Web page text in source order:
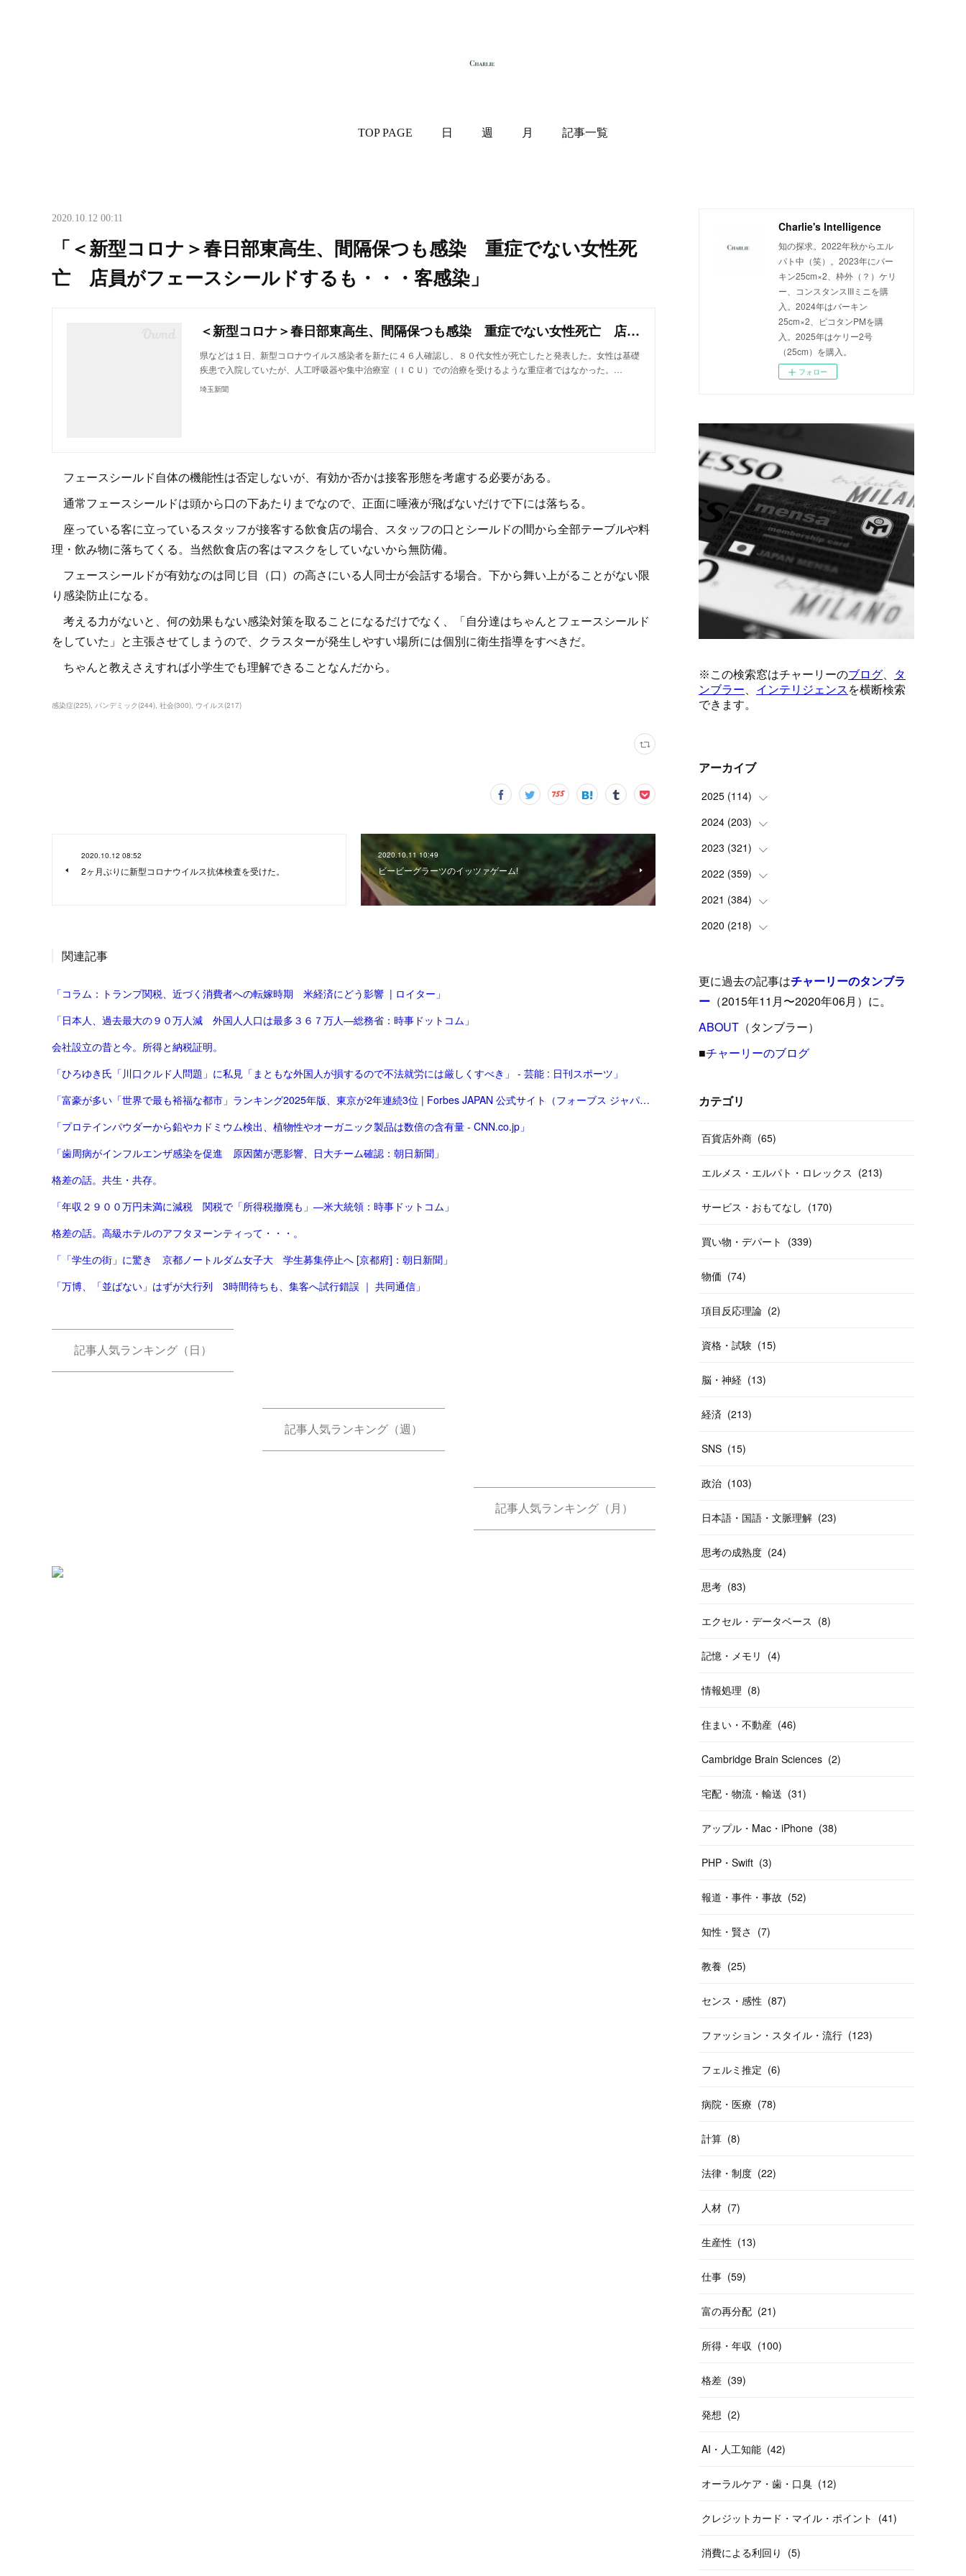
TOP PAGE 日 週 月 記事一覧
2020.10.12 00:11
「＜新型コロナ＞春日部東高生、間隔保つも感染 重症でない女性死
亡 店員がフェースシールドするも・・・客感染」
＜新型コロナ＞春日部東高生、間隔保つも感染 重症でない女性死亡 店員がフェースシールドするも…客感染
県などは１日、新型コロナウイルス感染者を新たに４６人確認し、８０代女性が死亡したと発表した。女性は基礎
疾患で入院していたが、人工呼吸器や集中治療室（ＩＣＵ）での治療を受けるような重症者ではなかった。…
埼玉新聞
フェースシールド自体の機能性は否定しないが、有効か否かは接客形態を考慮する必要がある。
通常フェースシールドは頭から口の下あたりまでなので、正面に唾液が飛ばないだけで下には落ちる。
座っている客に立っているスタッフが接客する飲食店の場合、スタッフの口とシールドの間から全部テーブルや料
理・飲み物に落ちてくる。当然飲食店の客はマスクをしていないから無防備。
フェースシールドが有効なのは同じ目（口）の高さにいる人同士が会話する場合。下から舞い上がることがない限
り感染防止になる。
考える力がないと、何の効果もない感染対策を取ることになるだけでなく、「自分達はちゃんとフェースシールド
をしていた」と主張させてしまうので、クラスターが発生しやすい場所には個別に衛生指導をすべきだ。
ちゃんと教えさえすれば小学生でも理解できることなんだから。
感染症(225) パンデミック(244) 社会(300) ウイルス(217)
2020.10.12 08:52
2ヶ月ぶりに新型コロナウイルス抗体検査を受けた。
2020.10.11 10:49
ビービーグラーツのイッツァゲーム!
関連記事
「コラム：トランプ関税、近づく消費者への転嫁時期 米経済にどう影響 | ロイター」
「日本人、過去最大の９０万人減 外国人人口は最多３６７万人―総務省：時事ドットコム」
会社設立の昔と今。所得と納税証明。
「ひろゆき氏「川口クルド人問題」に私見「まともな外国人が損するので不法就労には厳しくすべき」 - 芸能 : 日刊スポーツ」
「富豪が多い「世界で最も裕福な都市」ランキング2025年版、東京が2年連続3位 | Forbes JAPAN 公式サイト（フォーブス ジャパン）」
「プロテインパウダーから鉛やカドミウム検出、植物性やオーガニック製品は数倍の含有量 - CNN.co.jp」
「歯周病がインフルエンザ感染を促進 原因菌が悪影響、日大チーム確認：朝日新聞」
格差の話。共生・共存。
「年収２９００万円未満に減税 関税で「所得税撤廃も」―米大統領：時事ドットコム」
格差の話。高級ホテルのアフタヌーンティって・・・。
「「学生の街」に驚き 京都ノートルダム女子大 学生募集停止へ [京都府]：朝日新聞」
「万博、「並ばない」はずが大行列 3時間待ちも、集客へ試行錯誤 ｜ 共同通信」
記事人気ランキング（日）
記事人気ランキング（週）
記事人気ランキング（月）
Charlie's Intelligence
知の探求。2022年秋からエル
パト中（笑）。2023年にバー
キン25cm×2、枠外（？）ケリ
ー、コンスタンスIIIミニを購
入。2024年はバーキン
25cm×2、ピコタンPMを購
入。2025年はケリー2号
（25cm）を購入。
フォロー
アーカイブ
2025 (114)
(1)
(8)
(6)
(9)
(5 )
15
(24)
(8 )
17
2024 (203)
(24)
(10)
(18)
(17)
16
(12)
(19 )
(13
( 12
2023 (321)
(25)
(17)
(35)
33 )
(26)
(27 )
(29
(26
2022 (359)
(42)
(37)
(31)
(31)
(31 )
(26
(14
(20
2021 (384)
(9)
(39)
(23)
(40 )
(55
(20
(10
(40
2020 (218)
(24)
(42)
(24 )
(33
(20
更に過去の記事はチャーリーのタンブラ
ー （2015年11月〜2020年06月）に。
ABOUT （タンブラー）
■チャーリーのブログ
カテゴリ
百貨店外商 (65)
エルメス・エルパト・ロレックス (213)
サービス・おもてなし (170)
買い物・デパート (339)
物価 (74)
項目反応理論 (2)
資格・試験 (15)
脳・神経 (13)
経済 (213)
SNS (15)
政治 (103)
日本語・国語・文脈理解 (23)
思考の成熟度 (24)
思考 (83)
エクセル・データベース (8)
記憶・メモリ (4)
情報処理 (8)
住まい・不動産 (46)
Cambridge Brain Sciences (2)
宅配・物流・輸送 (31)
アップル・Mac・iPhone (38)
PHP・Swift (3)
報道・事件・事故 (52)
知性・賢さ (7)
教養 (25)
センス・感性 (87)
ファッション・スタイル・流行 (123)
フェルミ推定 (6)
病院・医療 (78)
計算 (8)
法律・制度 (22)
人材 (7)
生産性 (13)
仕事 (59)
富の再分配 (21)
所得・年収 (100)
格差 (39)
発想 (2)
AI・人工知能 (42)
オーラルケア・歯・口臭 (12)
クレジットカード・マイル・ポイント (41)
消費による利回り (5)